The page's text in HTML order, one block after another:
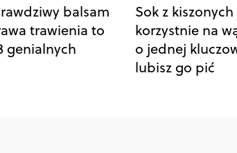
balsam
trawienia to
genialnych
Sok z
korzystnie na
o jednej
lubisz go pić